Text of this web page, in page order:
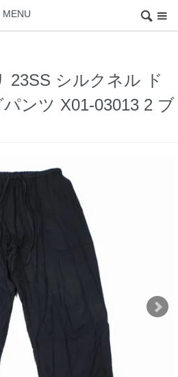
MENU
23SS シルクネル ド
ンツ X01-03013 2 ブ